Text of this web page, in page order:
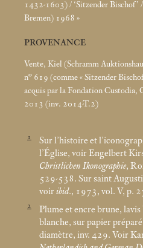
1432-1603) / ‘Sitzender Bischof’
Bremen) 1968 »
PROVENANCE
Vente, Kiel (Schramm
n° 619 (comme «Sitzender Bischof
acquis par la Fondation
2013 (inv. 2014-T.2)
1
Sur l’histoire et
l’Église, voir Engelbert
Christlichen Ikonographie,
529-538. Sur saint
voiribid., 1973, vol. V, p.
2
Plume et encre brune,
blanche, sur papier
diamètre, inv. 429. Voir